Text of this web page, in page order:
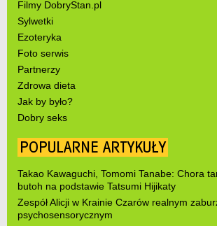
Filmy DobryStan.pl
Sylwetki
Ezoteryka
Foto serwis
Partnerzy
Zdrowa dieta
Jak by było?
Dobry seks
POPULARNE ARTYKUŁY
Takao Kawaguchi, Tomomi Tanabe: Chora
butoh na podstawie Tatsumi Hijikaty
Zespół Alicji w Krainie Czarów realnym
psychosensorycznym